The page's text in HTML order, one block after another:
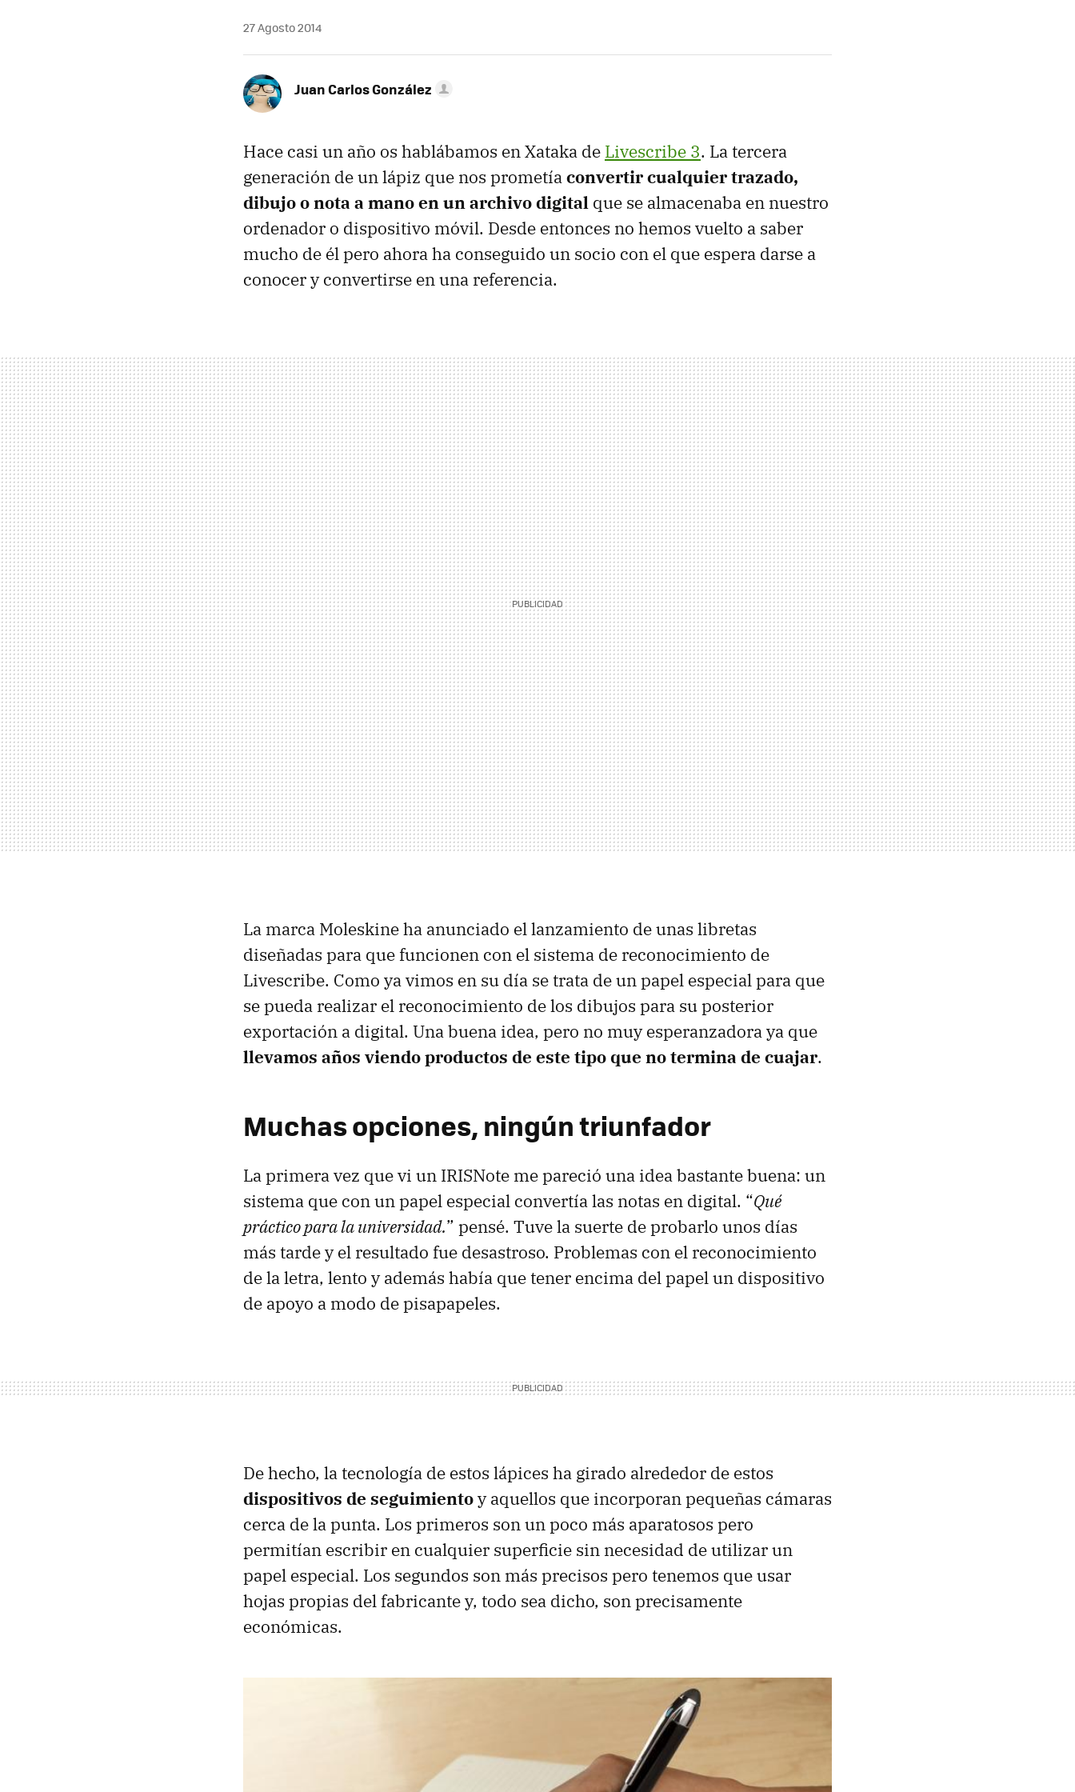
27 Agosto 2014
Juan Carlos González
Hace casi un año os hablábamos en Xataka de Livescribe 3. La tercera
generación de un lápiz que nos prometíaconvertir cualquier trazado,
dibujo o nota a mano en un archivo digital que se almacenaba en nuestro
ordenador o dispositivo móvil. Desde entonces no hemos vuelto a saber
mucho de él pero ahora ha conseguido un socio con el que espera darse a
conocer y convertirse en una referencia.
La marca Moleskine ha anunciado el lanzamiento de unas libretas
diseñadas para que funcionen con el sistema de reconocimiento de
Livescribe. Como ya vimos en su día se trata de un papel especial para que
se pueda realizar el reconocimiento de los dibujos para su posterior
exportación a digital. Una buena idea, pero no muy esperanzadora ya que
llevamos años viendo productos de este tipo que no termina de cuajar.
Muchas opciones, ningún triunfador
La primera vez que vi un IRISNote me pareció una idea bastante buena: un
sistema que con un papel especial convertía las notas en digital. “Qué
práctico para la universidad.” pensé. Tuve la suerte de probarlo unos días
más tarde y el resultado fue desastroso. Problemas con el reconocimiento
de la letra, lento y además había que tener encima del papel un dispositivo
de apoyo a modo de pisapapeles.
De hecho, la tecnología de estos lápices ha girado alrededor de estos
dispositivos de seguimientoy aquellos que incorporan pequeñas cámaras
cerca de la punta. Los primeros son un poco más aparatosos pero
permitían escribir en cualquier superficie sin necesidad de utilizar un
papel especial. Los segundos son más precisos pero tenemos que usar
hojas propias del fabricante y, todo sea dicho, son precisamente
económicas.